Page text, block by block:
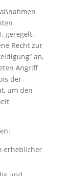
geregelt.
Recht zur
an,
Angriff
der
um den
erheblicher